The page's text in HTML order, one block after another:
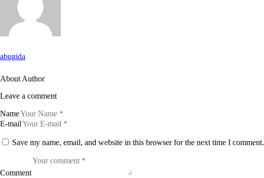
abugida
About Author
Leave a comment
Name
E-mail
Save my name, email, and website in this browser for the next time I comment.
Comment